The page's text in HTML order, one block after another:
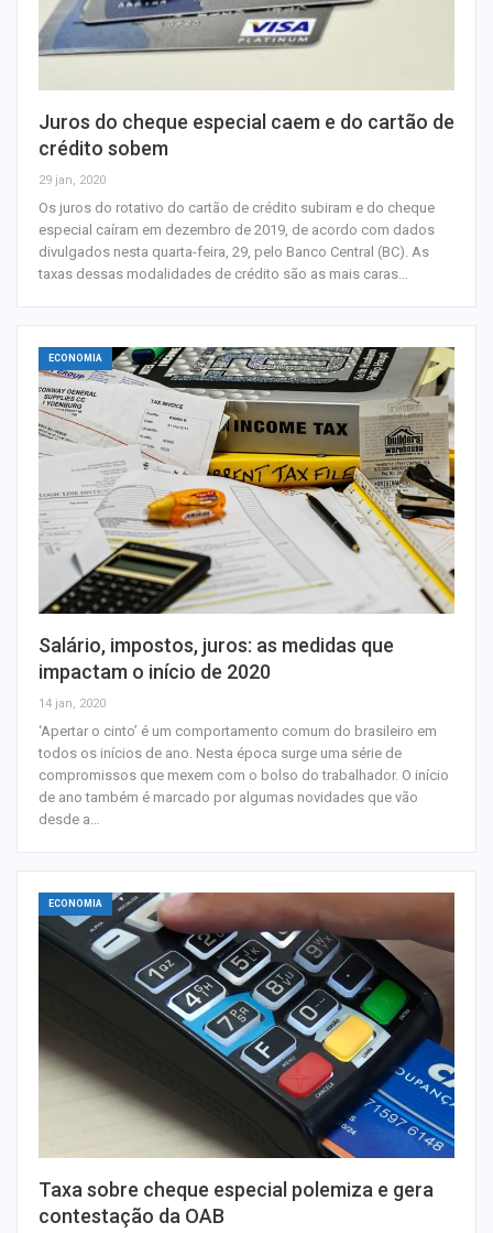
Juros do cheque especial caem e do cartão de
crédito sobem
29 jan, 2020
Os juros do rotativo do cartão de crédito subiram e do cheque
especial caíram em dezembro de 2019, de acordo com dados
divulgados nesta quarta-feira, 29, pelo Banco Central (BC). As
taxas dessas modalidades de crédito são as mais caras…
ECONOMIA
Salário, impostos, juros: as medidas que
impactam o início de 2020
14 jan, 2020
‘Apertar o cinto’ é um comportamento comum do brasileiro em
todos os inícios de ano. Nesta época surge uma série de
compromissos que mexem com o bolso do trabalhador. O início
de ano também é marcado por algumas novidades que vão
desde a…
ECONOMIA
Taxa sobre cheque especial polemiza e gera
contestação da OAB